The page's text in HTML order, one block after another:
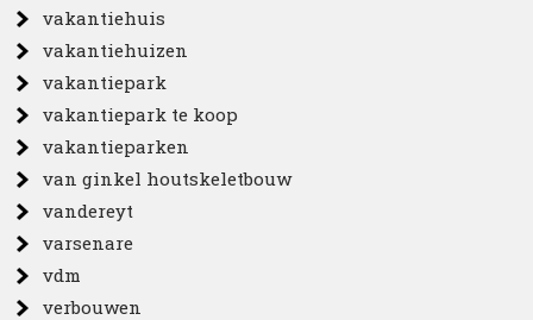
vakantiehuis
vakantiehuizen
vakantiepark
vakantiepark te koop
vakantieparken
van ginkel houtskeletbouw
vandereyt
varsenare
vdm
verbouwen